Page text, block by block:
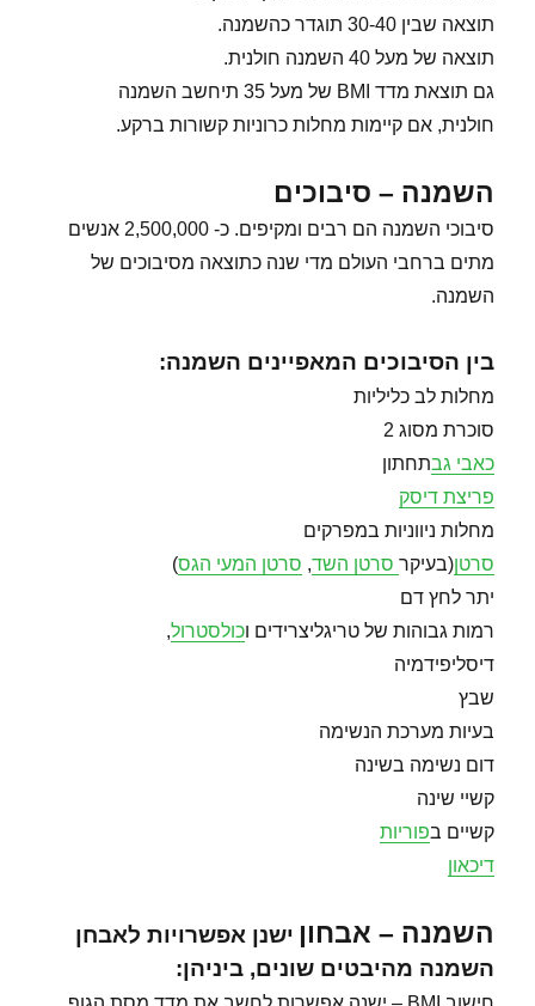
תוצאה שבין 30-40 תוגדר כהשמנה.
תוצאה של מעל 40 השמנה חולנית.
גם תוצאת מדד BMI של מעל 35 תיחשב השמנה
חולנית, אם קיימות מחלות כרוניות קשורות ברקע.
השמנה – סיבוכים
סיבוכי השמנה הם רבים ומקיפים. כ- 2,500,000 אנשים
מתים ברחבי העולם מדי שנה כתוצאה מסיבוכים של
השמנה.
בין הסיבוכים המאפיינים השמנה:
מחלות לב כליליות
סוכרת מסוג 2
כאבי גבתחתון
פריצת דיסק
מחלות ניווניות במפרקים
סרטן(בעיקר סרטן השד, סרטן המעי הגס)
יתר לחץ דם
רמות גבוהות של טריגליצרידים וכולסטרול,
דיסליפידמיה
שבץ
בעיות מערכת הנשימה
דום נשימה בשינה
קשיי שינה
קשיים בפוריות
דיכאון
השמנה – אבחון ישנן אפשרויות לאבחן
השמנה מהיבטים שונים, ביניהן: